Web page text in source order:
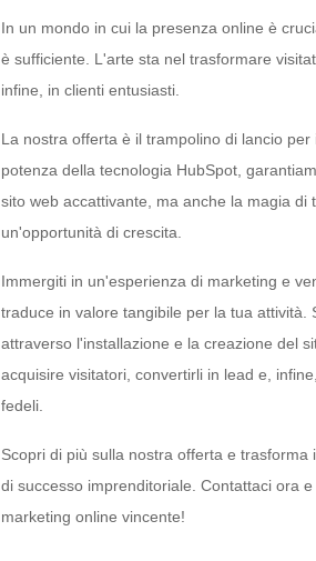
In un mondo in cui la presenza online è
è sufficiente. L'arte sta nel trasformare
infine, in clienti entusiasti.
La nostra offerta è il trampolino di lancio
potenza della tecnologia HubSpot,
sito web accattivante, ma anche la magia di
un'opportunità di crescita.
Immergiti in un'esperienza di marketing e
traduce in valore tangibile per la tua attività.
attraverso l'installazione e la creazione del
acquisire visitatori, convertirli in lead e,
fedeli.
Scopri di più sulla nostra offerta e trasforma
di successo imprenditoriale. Contattaci ora
marketing online vincente!